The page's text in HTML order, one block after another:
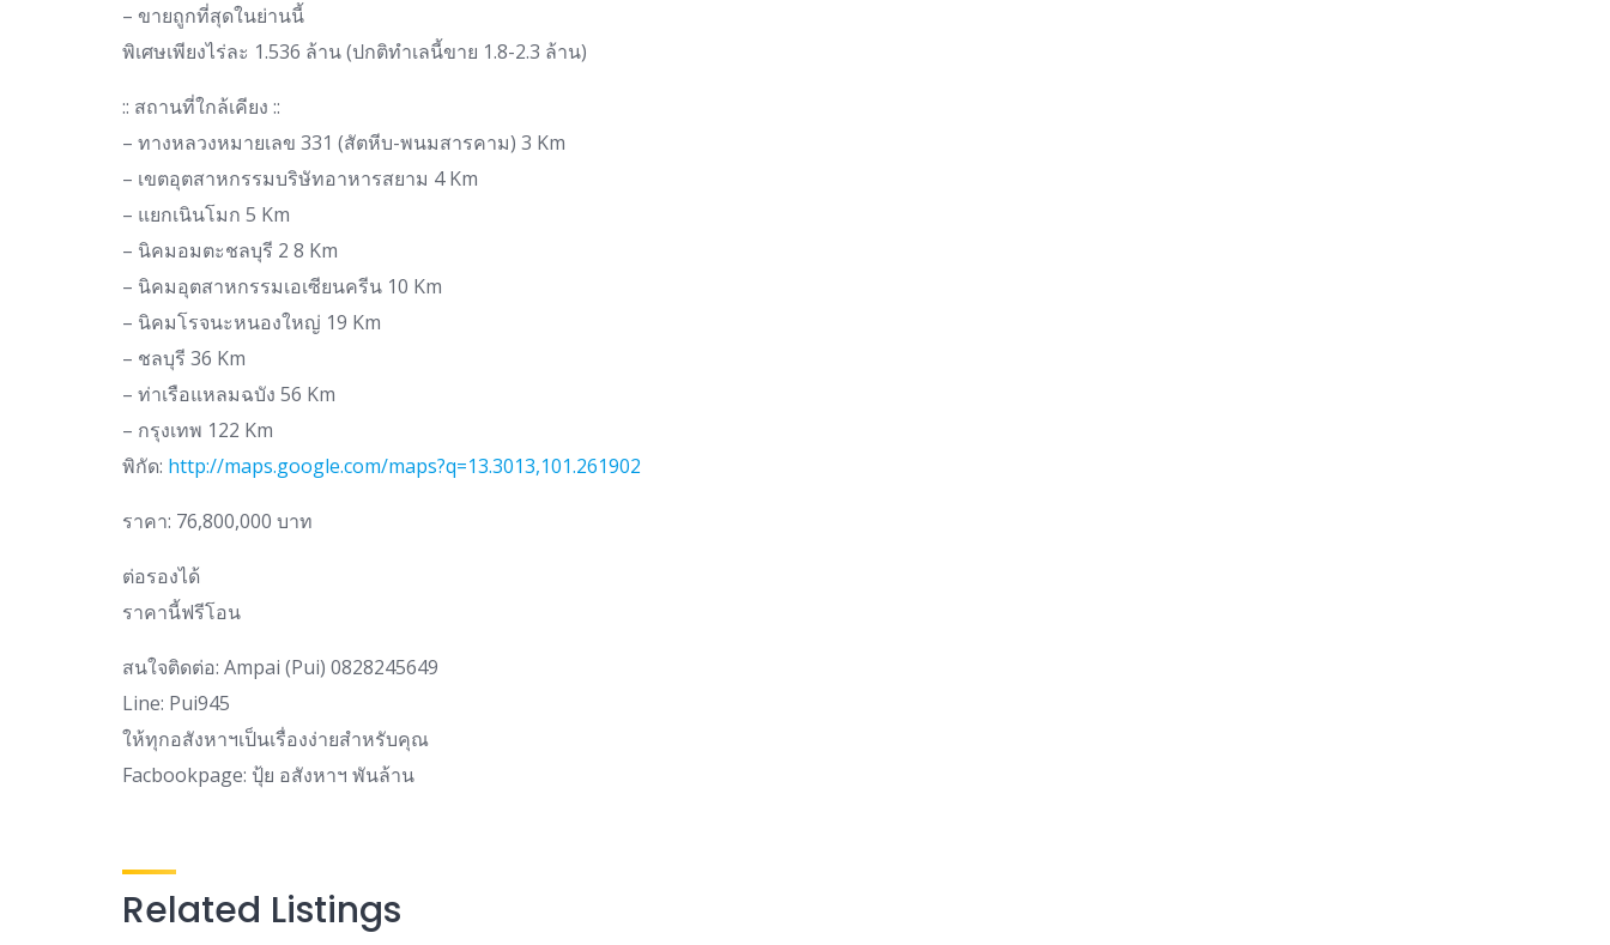
– ขายถูกที่สุดในย่านนี้
พิเศษเพียงไร่ละ 1.536 ล้าน (ปกติทำเลนี้ขาย 1.8-2.3 ล้าน)
:: สถานที่ใกล้เคียง ::
– ทางหลวงหมายเลข 331 (สัตหีบ-พนมสารคาม) 3 Km
– เขตอุตสาหกรรมบริษัทอาหารสยาม 4 Km
– แยกเนินโมก 5 Km
– นิคมอมตะชลบุรี 2 8 Km
– นิคมอุตสาหกรรมเอเซียนครีน 10 Km
– นิคมโรจนะหนองใหญ่ 19 Km
– ชลบุรี 36 Km
– ท่าเรือแหลมฉบัง 56 Km
– กรุงเทพ 122 Km
พิกัด: http://maps.google.com/maps?q=13.3013,101.261902
ราคา: 76,800,000 บาท
ต่อรองได้
ราคานี้ฟรีโอน
สนใจติดต่อ: Ampai (Pui) 0828245649
Line: Pui945
ให้​ทุก​อสังหา​ฯ​เป็น​เรื่อง​ง่ายสำหรับ​คุณ​
Facbook​page: ปุ้ย อสังหา​ฯ​ พันล้าน
Related Listings